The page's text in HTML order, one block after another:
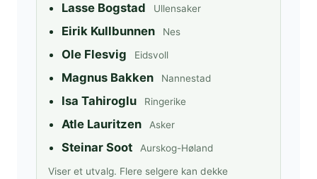
Lasse Bogstad Ullensaker
Eirik Kullbunnen Nes
Ole Flesvig Eidsvoll
Magnus Bakken Nannestad
Isa Tahiroglu Ringerike
Atle Lauritzen Asker
Steinar Soot Aurskog-Høland
Viser et utvalg. Flere selgere kan dekke